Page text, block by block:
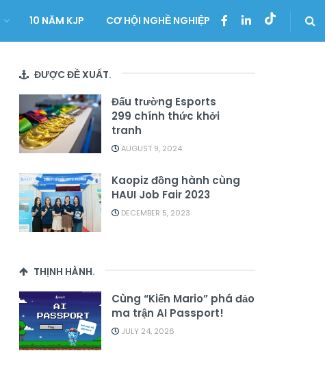
10 NĂM KJP CƠ HỘI NGHỀ NGHIỆP
ĐƯỢC ĐỀ XUẤT.
Đấu trường Esports
299 chính thức khởi
tranh
AUGUST 9, 2024
Kaopiz đồng hành cùng
HAUI Job Fair 2023
DECEMBER 5, 2023
THỊNH HÀNH.
Cùng “Kiến Mario” phá đảo
ma trận AI Passport!
JULY 24, 2026